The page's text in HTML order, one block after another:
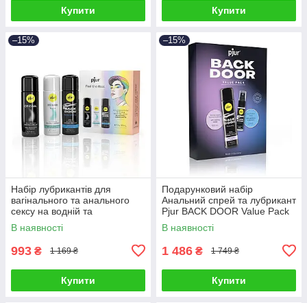
Купити Купити
–15%
Набір лубрикантів для
вагінального та анального
сексу на водній та
силіконовій основах Рjur
Pride Box 3 штуки по 30 мл
В наявності
993 ₴ 1 169 ₴
Купити
–15%
Подарунковий набір
Анальний спрей та лубрикант
Рjur BACK DOOR Value Pack
Talla
В наявності
1 486 ₴ 1 749 ₴
Купити